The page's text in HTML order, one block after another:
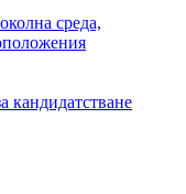
среда,
кандидатстване